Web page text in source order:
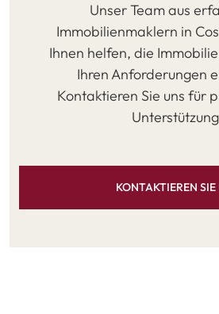
Unser Team aus
Immobilienmaklern in
Ihnen helfen, die
Ihren Anforderungen
Kontaktieren Sie uns für
KONTAKTIEREN SIE